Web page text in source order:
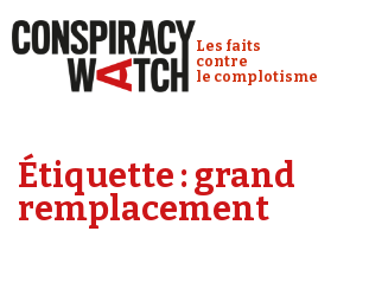
Conspiracy Watch :
Les faits
contre
le complotisme
Analyses
Étiquette :grand
remplacement